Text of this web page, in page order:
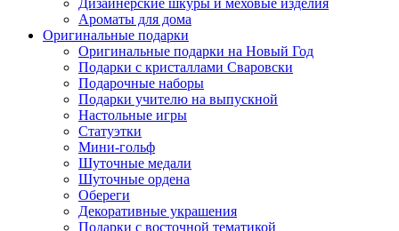
Дизайнерские шкуры и меховые изделия
Ароматы для дома
Оригинальные подарки
Оригинальные подарки на Новый Год
Подарки с кристаллами Сваровски
Подарочные наборы
Подарки учителю на выпускной
Настольные игры
Статуэтки
Мини-гольф
Шуточные медали
Шуточные ордена
Обереги
Декоративные украшения
Подарки с восточной тематикой